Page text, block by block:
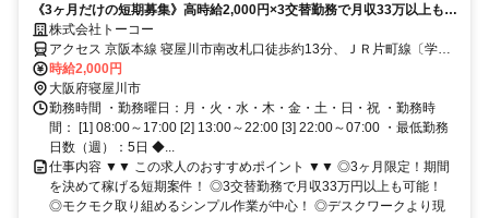
《3ヶ月だけの短期募集》高時給2,000円×3交替勤務で月収33万以上も可
能！部品を手順通りにセットしていくシンプル作業が中心◎
株式会社トーコー
アクセス 京阪本線 寝屋川市南改札口徒歩約13分、ＪＲ片町線〔学研
都市線〕 忍ヶ丘東口徒歩約40分、ＪＲ片町線〔学研都市線〕/ＪＲ福
知山線〔宝塚線〕 四条畷西口徒歩約56分 京阪「寝屋川市」駅より徒
歩15分 ★バイク＆自転車通勤OK
時給2,000円
大阪府寝屋川市
勤務時間 ・勤務曜日：月・火・水・木・金・土・日・祝 ・勤務時
間： [1] 08:00～17:00 [2] 13:00～22:00 [3] 22:00～07:00 ・最低勤務
日数（週）：5日 ◆...
仕事内容 ▼▼ この求人のおすすめポイント ▼▼ ◎3ヶ月限定！期間
を決めて稼げる短期案件！ ◎3交替勤務で月収33万円以上も可能！
◎モクモク取り組めるシンプル作業が中心！ ◎デスクワークより現